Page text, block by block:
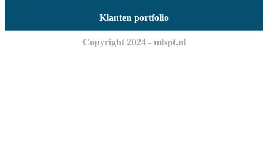
Klanten portfolio
Copyright 2024 - mlspt.nl